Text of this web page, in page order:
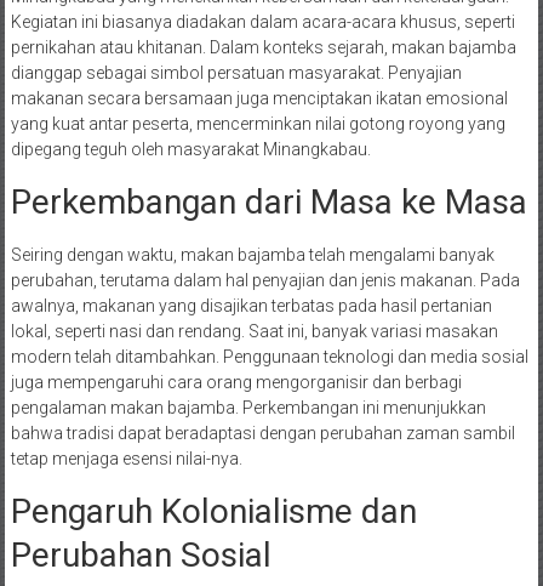
Kegiatan ini biasanya diadakan dalam acara-acara khusus, seperti
pernikahan atau khitanan. Dalam konteks sejarah, makan bajamba
dianggap sebagai simbol persatuan masyarakat. Penyajian
makanan secara bersamaan juga menciptakan ikatan emosional
yang kuat antar peserta, mencerminkan nilai gotong royong yang
dipegang teguh oleh masyarakat Minangkabau.
Perkembangan dari Masa ke Masa
Seiring dengan waktu, makan bajamba telah mengalami banyak
perubahan, terutama dalam hal penyajian dan jenis makanan. Pada
awalnya, makanan yang disajikan terbatas pada hasil pertanian
lokal, seperti nasi dan rendang. Saat ini, banyak variasi masakan
modern telah ditambahkan. Penggunaan teknologi dan media sosial
juga mempengaruhi cara orang mengorganisir dan berbagi
pengalaman makan bajamba. Perkembangan ini menunjukkan
bahwa tradisi dapat beradaptasi dengan perubahan zaman sambil
tetap menjaga esensi nilai-nya.
Pengaruh Kolonialisme dan
Perubahan Sosial